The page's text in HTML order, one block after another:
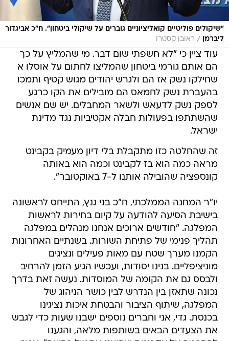
"שיקולים פוליטיים קואליציוניים גוברים על שיקולי ביטחון". ח"כ אביגדור
ליברמן
/ ראובן קסטרו
עוד ציין כי "לא חשפתי שום דבר. מי שהמליץ על כך
הם אותם גורמי ביטחון שהמליצו לחתום על אוסלו א
שחילקו נשק אז הם ולגרש יהודים מגוש קטיף ותמכו
בהעברת נשק לחמאס הם מובילים את הקו כרגע
לספק נשק לדעאש ולשאר המחבלים. יש שם אנשים
שהשתתפו בפעולות חבלה אקטיביות נגד מדינת
ישראל.
זה שהחלטה כזו מתקבלת בלי דיון מעמיק בקבינט
מראה כמה הוא בז לקבינט וכמה הוא באותה
קונספציה שהובילה אותנו ל-7 באוקטובר".
יו"ר המחנה הממלכתי, ח"כ בני גנץ, התייחס לראשונה
בישיבת הסיעה להודעה על קיום בחירות לראשות
המפלגה. "חודשים ארוכים אנחנו מנהלים במפלגה
תהליך פנימי של פתיחת השורות. בשנתיים האחרונות
הקמנו מערך שטח עם מאות פעילים ונציגים
מוניציפליים. בנינו יסודות, ועכשיו הגיע הזמן להרחיב
ולבסס גם את הקומה של המוסדות. נעשה זאת בדרך
נכונה שתאזן בין הנדרש לבין כושר הניהוג של
המפלגה, שיתוף הציבור והבטחת איכות נציגינו
בכנסת. גדי, אני וחברים נוספים ישבנו שעות כדי לגבש
את הצעדים הבאים בשותפות מלאה, והגענו